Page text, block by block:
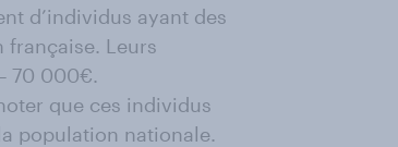
d’individus ayant des
Leurs
70 000€.
que ces individus
population nationale.